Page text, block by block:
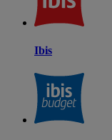
Ibis